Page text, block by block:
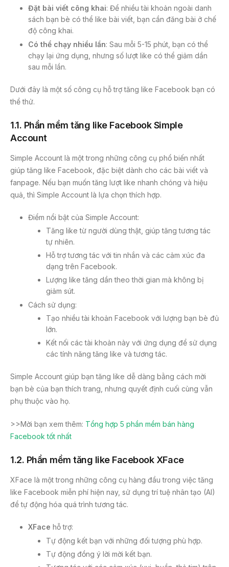
Đặt bài viết công khai: Để nhiều tài khoản ngoài danh
sách bạn bè có thể like bài viết, bạn cần đăng bài ở chế
độ công khai.
Có thể chạy nhiều lần: Sau mỗi 5-15 phút, bạn có thể
chạy lại ứng dụng, nhưng số lượt like có thể giảm dần
sau mỗi lần.
Dưới đây là một số công cụ hỗ trợ tăng like Facebook bạn có
thể thử.
1.1. Phần mềm tăng like Facebook Simple
Account
Simple Account là một trong những công cụ phổ biến nhất
giúp tăng like Facebook, đặc biệt dành cho các bài viết và
fanpage. Nếu bạn muốn tăng lượt like nhanh chóng và hiệu
quả, thì Simple Account là lựa chọn thích hợp.
Điểm nổi bật của Simple Account:
Tăng like từ người dùng thật, giúp tăng tương tác
tự nhiên.
Hỗ trợ tương tác với tin nhắn và các cảm xúc đa
dạng trên Facebook.
Lượng like tăng dần theo thời gian mà không bị
giảm sút.
Cách sử dụng:
Tạo nhiều tài khoản Facebook với lượng bạn bè đủ
lớn.
Kết nối các tài khoản này với ứng dụng để sử dụng
các tính năng tăng like và tương tác.
Simple Account giúp bạn tăng like dễ dàng bằng cách mời
bạn bè của bạn thích trang, nhưng quyết định cuối cùng vẫn
phụ thuộc vào họ.
>>Mời bạn xem thêm: Tổng hợp 5 phần mềm bán hàng
Facebook tốt nhất
1.2. Phần mềm tăng like Facebook XFace
XFace là một trong những công cụ hàng đầu trong việc tăng
like Facebook miễn phí hiện nay, sử dụng trí tuệ nhân tạo (AI)
để tự động hóa quá trình tương tác.
XFace hỗ trợ:
Tự động kết bạn với những đối tượng phù hợp.
Tự động đồng ý lời mời kết bạn.